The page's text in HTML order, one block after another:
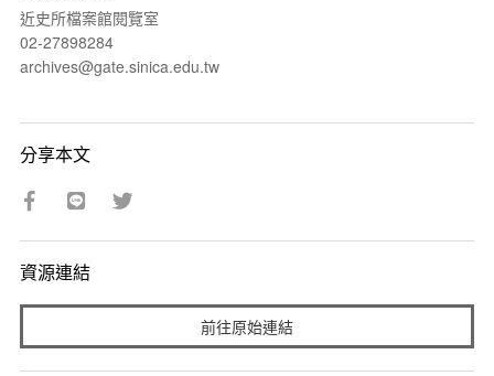
近史所檔案館閱覽室
02-27898284
archives@gate.sinica.edu.tw
分享本文
資源連結
前往原始連結